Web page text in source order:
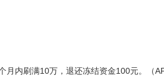
内刷满10万，退还冻结资金100元。（